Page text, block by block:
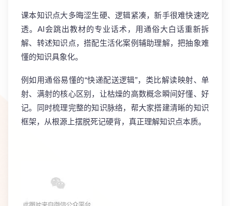
课本知识点大多晦涩生硬、逻辑紧凑，新手很难快速吃
透。AI会跳出教材的专业话术，用通俗大白话重新拆
解、转述知识点，搭配生活化案例辅助理解，把抽象难
懂的知识具象化。
例如用通俗易懂的“快递配送逻辑”，类比解读映射、单
射、满射的核心区别，让枯燥的高数概念瞬间好懂、好
记。同时梳理完整的知识脉络，帮大家搭建清晰的知识
框架，从根源上摆脱死记硬背，真正理解知识点本质。